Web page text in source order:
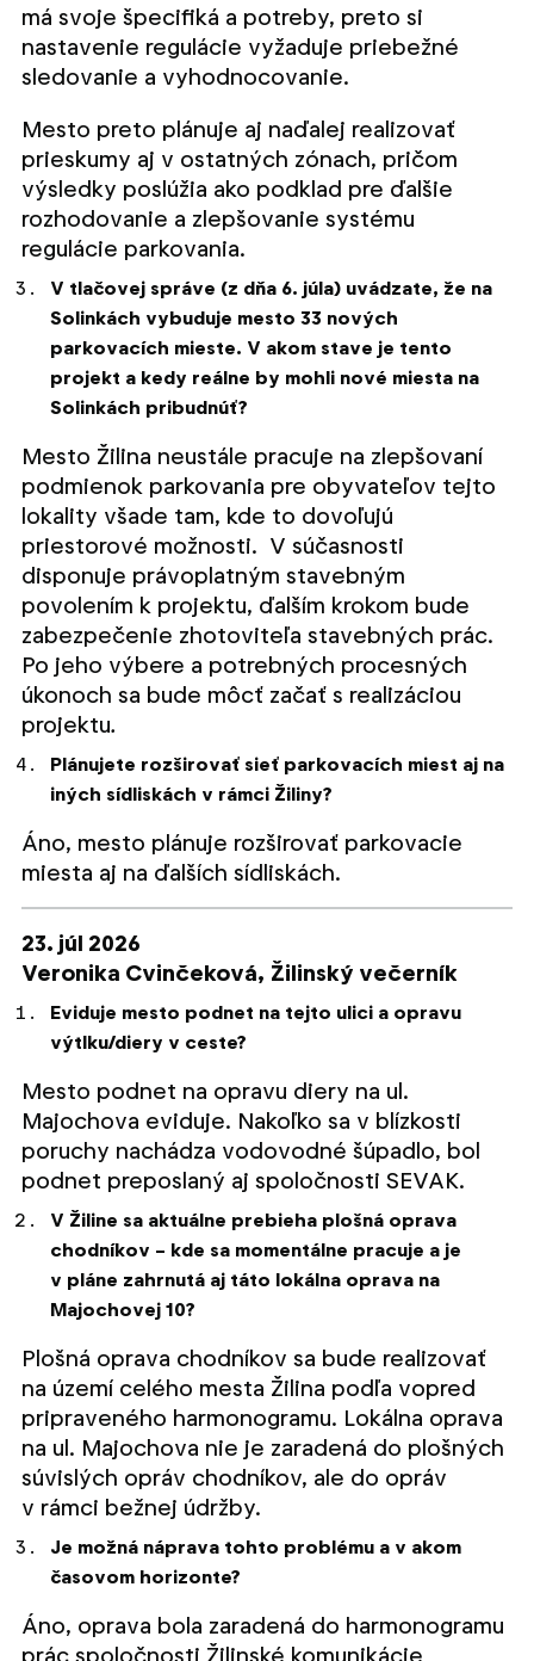
má svoje špecifiká a potreby, preto si
nastavenie regulácie vyžaduje priebežné
sledovanie a vyhodnocovanie.
Mesto preto plánuje aj naďalej realizovať
prieskumy aj v ostatných zónach, pričom
výsledky poslúžia ako podklad pre ďalšie
rozhodovanie a zlepšovanie systému
regulácie parkovania.
V tlačovej správe (z dňa 6. júla) uvádzate, že na
Solinkách vybuduje mesto 33 nových
parkovacích mieste. V akom stave je tento
projekt a kedy reálne by mohli nové miesta na
Solinkách pribudnúť?
Mesto Žilina neustále pracuje na zlepšovaní
podmienok parkovania pre obyvateľov tejto
lokality všade tam, kde to dovoľujú
priestorové možnosti. V súčasnosti
disponuje právoplatným stavebným
povolením k projektu, ďalším krokom bude
zabezpečenie zhotoviteľa stavebných prác.
Po jeho výbere a potrebných procesných
úkonoch sa bude môcť začať s realizáciou
projektu.
Plánujete rozširovať sieť parkovacích miest aj na
iných sídliskách v rámci Žiliny?
Áno, mesto plánuje rozširovať parkovacie
miesta aj na ďalších sídliskách.
23. júl 2026
Veronika Cvinčeková, Žilinský večerník
Eviduje mesto podnet na tejto ulici a opravu
výtlku/diery v ceste?
Mesto podnet na opravu diery na ul.
Majochova eviduje. Nakoľko sa v blízkosti
poruchy nachádza vodovodné šúpadlo, bol
podnet preposlaný aj spoločnosti SEVAK.
V Žiline sa aktuálne prebieha plošná oprava
chodníkov – kde sa momentálne pracuje a je
v pláne zahrnutá aj táto lokálna oprava na
Majochovej 10?
Plošná oprava chodníkov sa bude realizovať
na území celého mesta Žilina podľa vopred
pripraveného harmonogramu. Lokálna oprava
na ul. Majochova nie je zaradená do plošných
súvislých opráv chodníkov, ale do opráv
v rámci bežnej údržby.
Je možná náprava tohto problému a v akom
časovom horizonte?
Áno, oprava bola zaradená do harmonogramu
prác spoločnosti Žilinské komunikácie